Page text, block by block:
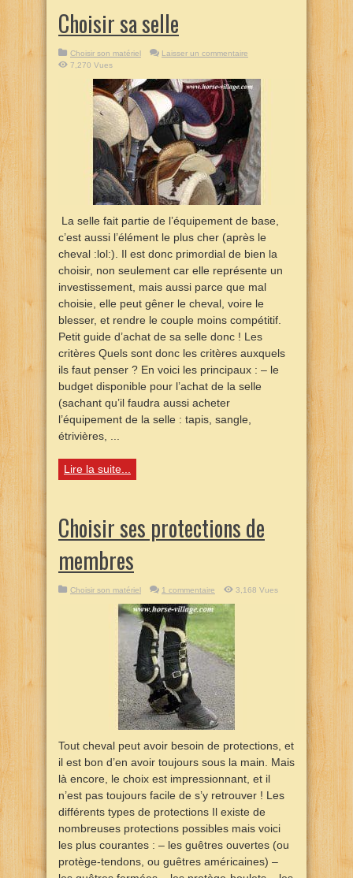
Choisir sa selle
Choisir son matériel
Laisser un commentaire
7,270 Vues
La selle fait partie de l’équipement de base,
c’est aussi l’élément le plus cher (après le
cheval :lol:). Il est donc primordial de bien la
choisir, non seulement car elle représente un
investissement, mais aussi parce que mal
choisie, elle peut gêner le cheval, voire le
blesser, et rendre le couple moins compétitif.
Petit guide d’achat de sa selle donc ! Les
critères Quels sont donc les critères auxquels
ils faut penser ? En voici les principaux : – le
budget disponible pour l’achat de la selle
(sachant qu’il faudra aussi acheter
l’équipement de la selle : tapis, sangle,
étrivières, ...
Lire la suite...
Choisir ses protections de
membres
Choisir son matériel 1 commentaire 3,168 Vues
Tout cheval peut avoir besoin de protections, et
il est bon d’en avoir toujours sous la main. Mais
là encore, le choix est impressionnant, et il
n’est pas toujours facile de s’y retrouver ! Les
différents types de protections Il existe de
nombreuses protections possibles mais voici
les plus courantes : – les guêtres ouvertes (ou
protège-tendons, ou guêtres américaines) –